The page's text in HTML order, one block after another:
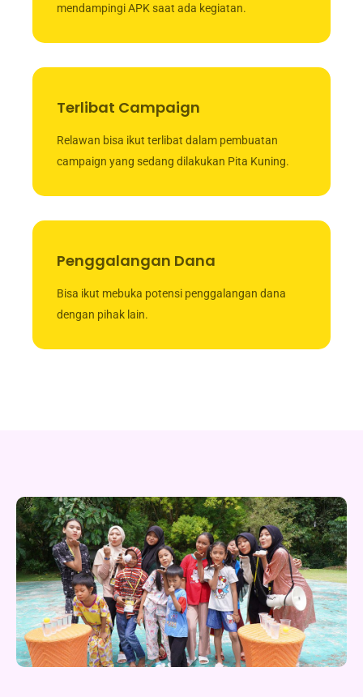
mendampingi APK saat ada kegiatan.
Terlibat Campaign
Relawan bisa ikut terlibat dalam pembuatan
campaign yang sedang dilakukan Pita Kuning.
Penggalangan Dana
Bisa ikut mebuka potensi penggalangan dana
dengan pihak lain.